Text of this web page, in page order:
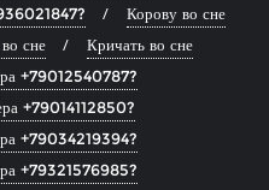
Корову во сне
сне
Кричать во сне
+79012540787?
+79014112850?
+79034219394?
+79321576985?